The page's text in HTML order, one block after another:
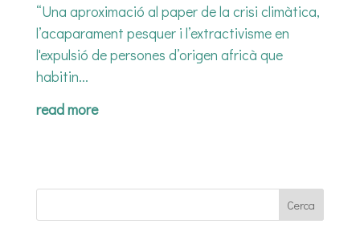
“Una aproximació al paper de la crisi climàtica,
l’acaparament pesquer i l’extractivisme en
l'expulsió de persones d’origen africà que
habitin...
read more